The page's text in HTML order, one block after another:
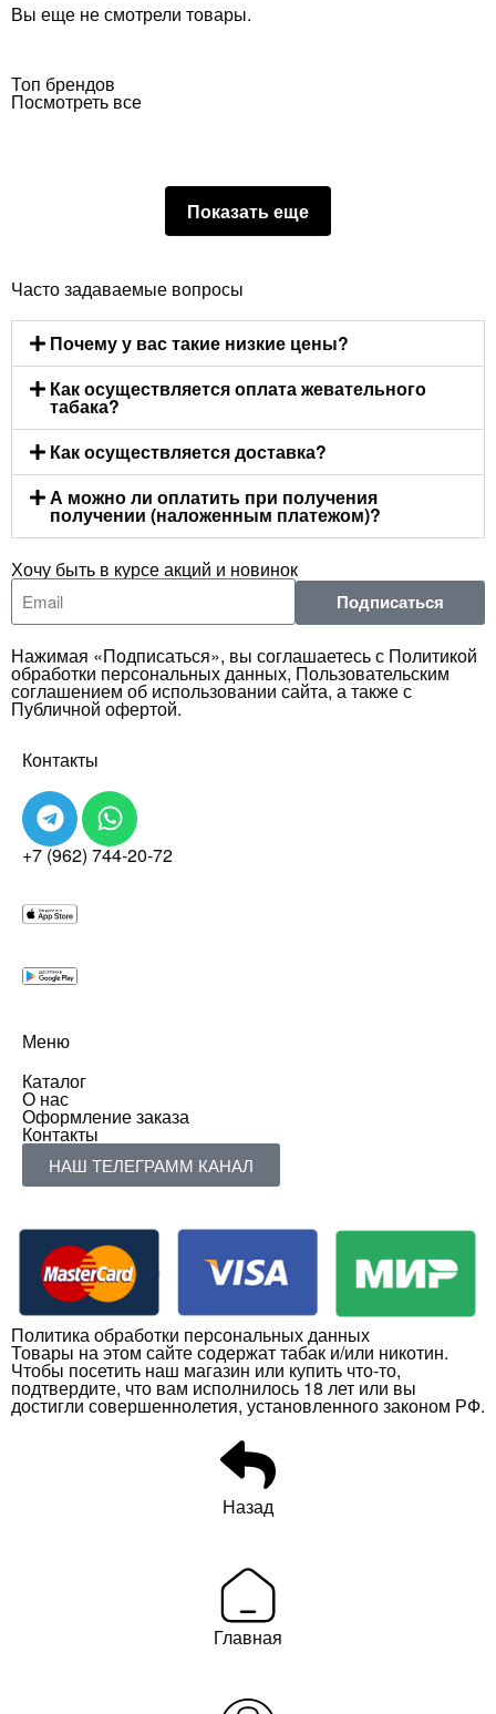
Вы еще не смотрели товары.
Топ брендов
Посмотреть все
Показать еще
Часто задаваемые вопросы
Почему у вас такие низкие цены?
Как осуществляется оплата жевательного
табака?
Как осуществляется доставка?
А можно ли оплатить при получения
получении (наложенным платежом)?
Хочу быть в курсе акций и новинок
Подписаться
Нажимая «Подписаться», вы соглашаетесь с Политикой
обработки персональных данных, Пользовательским
соглашением об использовании сайта, а также с
Публичной офертой.
Контакты
+7 (962) 744-20-72
Меню
Каталог
О нас
Оформление заказа
Контакты
НАШ ТЕЛЕГРАММ КАНАЛ
Политика обработки персональных данных
Товары на этом сайте содержат табак и/или никотин.
Чтобы посетить наш магазин или купить что-то,
подтвердите, что вам исполнилось 18 лет или вы
достигли совершеннолетия, установленного законом РФ.
Назад
Главная